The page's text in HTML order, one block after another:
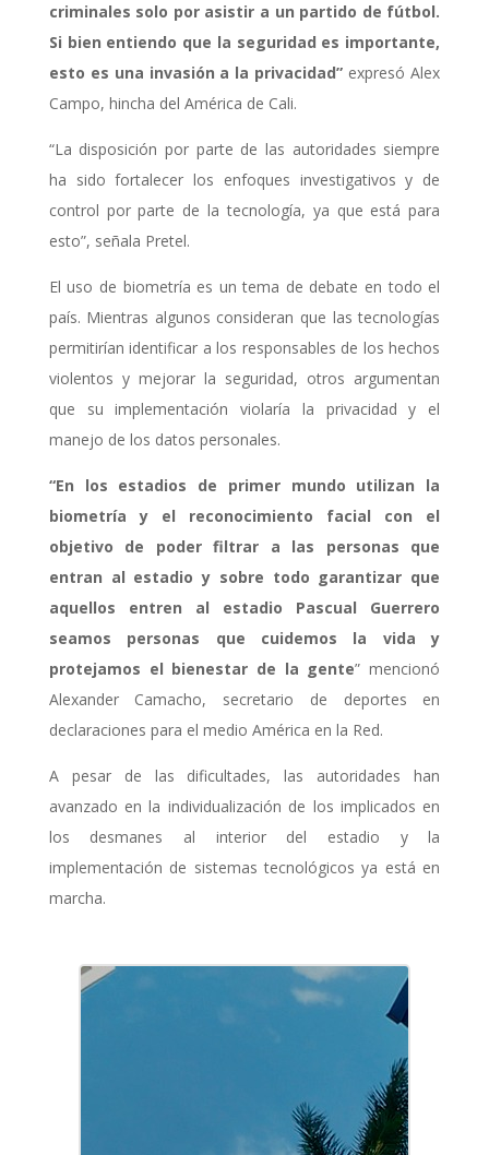
criminales solo por asistir a un partido de fútbol.
Si bien entiendo que la seguridad es importante,
esto es una invasión a la privacidad” expresó Alex
Campo, hincha del América de Cali.
“La disposición por parte de las autoridades siempre
ha sido fortalecer los enfoques investigativos y de
control por parte de la tecnología, ya que está para
esto”, señala Pretel.
El uso de biometría es un tema de debate en todo el
país. Mientras algunos consideran que las tecnologías
permitirían identificar a los responsables de los hechos
violentos y mejorar la seguridad, otros argumentan
que su implementación violaría la privacidad y el
manejo de los datos personales.
“En los estadios de primer mundo utilizan la
biometría y el reconocimiento facial con el
objetivo de poder filtrar a las personas que
entran al estadio y sobre todo garantizar que
aquellos entren al estadio Pascual Guerrero
seamos personas que cuidemos la vida y
protejamos el bienestar de la gente” mencionó
Alexander Camacho, secretario de deportes en
declaraciones para el medio América en la Red.
A pesar de las dificultades, las autoridades han
avanzado en la individualización de los implicados en
los desmanes al interior del estadio y la
implementación de sistemas tecnológicos ya está en
marcha.